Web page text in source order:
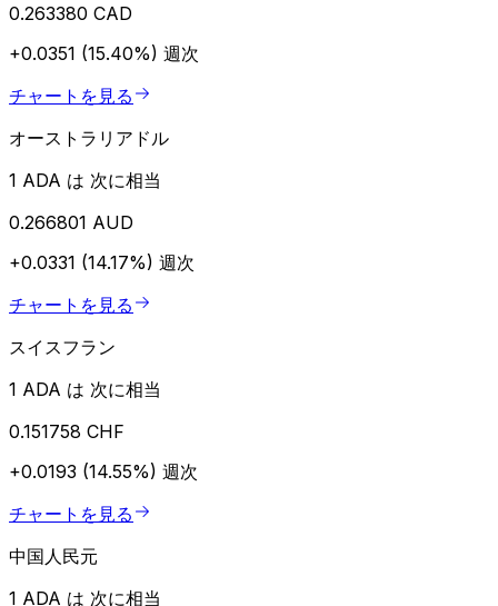
0.263380 CAD
+0.0351 (15.40%) 週次
チャートを見る
オーストラリアドル
1 ADA は 次に相当
0.266801 AUD
+0.0331 (14.17%) 週次
チャートを見る
スイスフラン
1 ADA は 次に相当
0.151758 CHF
+0.0193 (14.55%) 週次
チャートを見る
中国人民元
1 ADA は 次に相当